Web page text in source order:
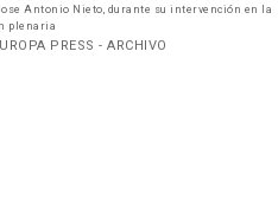
Antonio Nieto, durante su intervención en la
plenaria
PRESS - ARCHIVO